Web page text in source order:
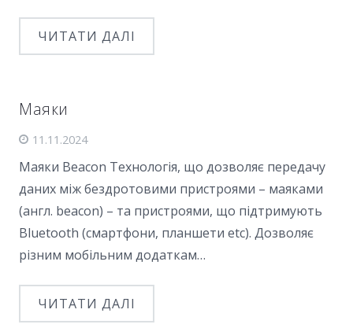
ЧИТАТИ ДАЛІ
Маяки
11.11.2024
Маяки Beacon Технологія, що дозволяє передачу
даних між бездротовими пристроями – маяками
(англ. beacon) – та пристроями, що підтримують
Bluetooth (смартфони, планшети etc). Дозволяє
різним мобільним додаткам…
ЧИТАТИ ДАЛІ